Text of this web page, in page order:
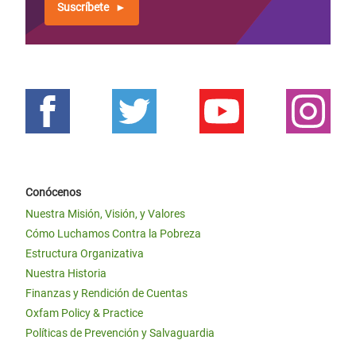
Suscríbete
Conócenos
Nuestra Misión, Visión, y Valores
Cómo Luchamos Contra la Pobreza
Estructura Organizativa
Nuestra Historia
Finanzas y Rendición de Cuentas
Oxfam Policy & Practice
Políticas de Prevención y Salvaguardia